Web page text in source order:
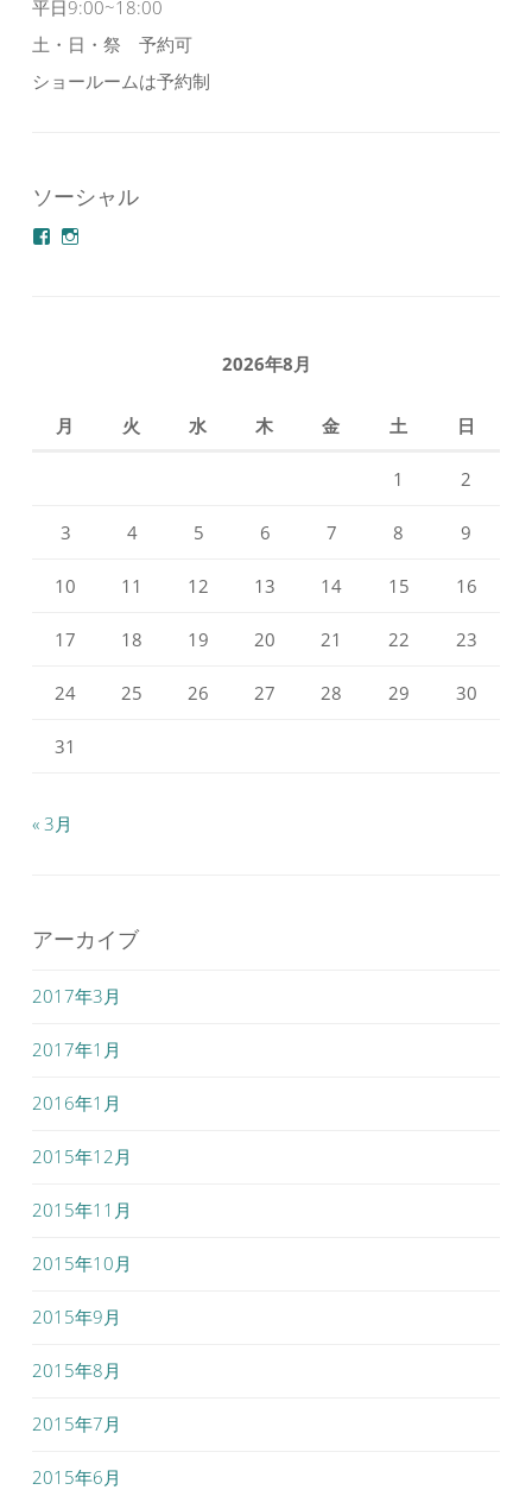
平日9:00~18:00
土・日・祭 予約可
ショールームは予約制
ソーシャル
azuminonoie
を
derakoubou
2026年8月
月 火 水 木 金 土 日
1 2
3 4 5 6 7 8 9
10 11 12 13 14 15 16
17 18 19 20 21 22 23
24 25 26 27 28 29 30
31
« 3月
アーカイブ
2017年3月
2017年1月
2016年1月
2015年12月
2015年11月
2015年10月
2015年9月
2015年8月
2015年7月
2015年6月